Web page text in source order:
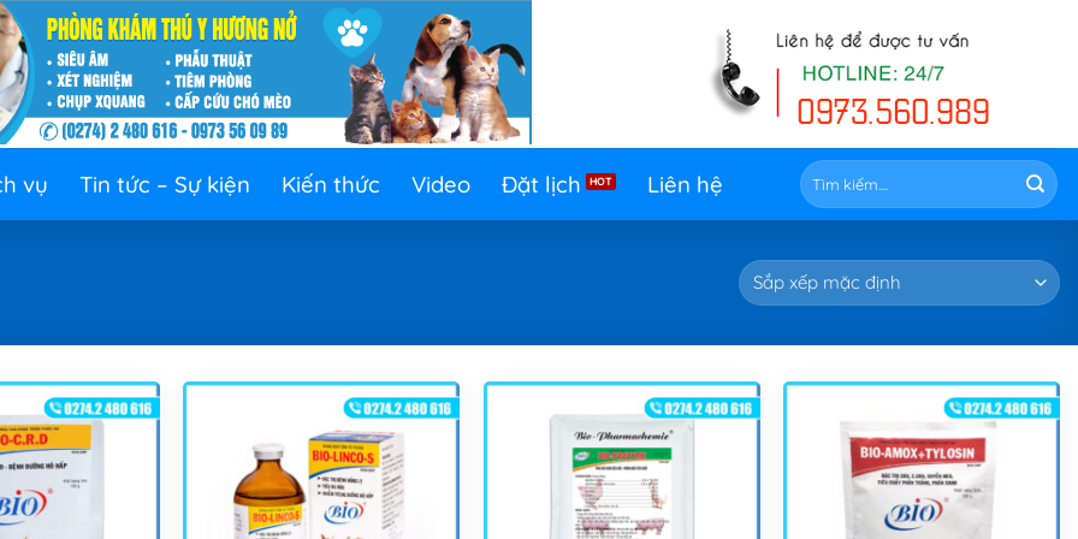
vụ Tin tức – Sự kiện Kiến thức Video Đặt lịch Liên hệ
Tìm
kiếm: